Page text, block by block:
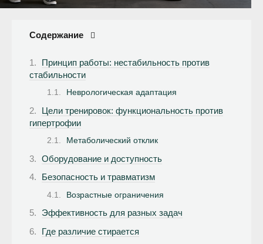
Содержание
Принцип работы: нестабильность против
стабильности
Неврологическая адаптация
Цели тренировок: функциональность против
гипертрофии
Метаболический отклик
Оборудование и доступность
Безопасность и травматизм
Возрастные ограничения
Эффективность для разных задач
Где различие стирается